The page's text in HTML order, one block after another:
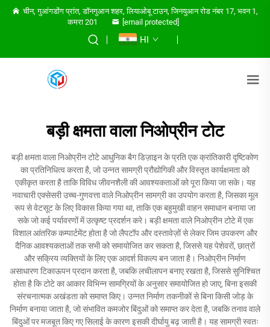
चीन, गुआंगडोंग प्रांत, डॉनगुआन शहर, लियाओबू टाउन, जिनयुआन रोड नंबर 17, भवन 1,
कमरा 201
[email protected]
HI
बड़ी क्षमता वाला निओप्रीन टोट
बड़ी क्षमता वाला निओप्रीन टोटे आधुनिक बैग डिज़ाइन के प्रति एक क्रांतिकारी दृष्टिकोण
का प्रतिनिधित्व करता है, जो उन्नत सामग्री प्रौद्योगिकी और विस्तृत कार्यक्षमता को
एकीकृत करता है ताकि विविध जीवनशैली की आवश्यकताओं को पूरा किया जा सके। यह
नवाचारी एक्सेसरी उच्च-गुणवत्ता वाले निओप्रीन सामग्री का उपयोग करता है, जिसका मूल
रूप से वेटसूट के लिए विकास किया गया था, ताकि एक बहुमुखी वाहन समाधान बनाया जा
सके जो कई पर्यावरणों में उत्कृष्ट प्रदर्शन करे। बड़ी क्षमता वाले निओप्रीन टोटे में एक
विशाल आंतरिक कम्पार्टमेंट होता है जो लैपटॉप और दस्तावेज़ों से लेकर जिम उपकरण और
दैनिक आवश्यकताओं तक सभी को समायोजित कर सकता है, जिससे यह पेशेवरों, छात्रों
और सक्रिय व्यक्तियों के लिए एक आदर्श विकल्प बन जाता है। निओप्रीन निर्माण
असाधारण टिकाऊपन प्रदान करता है, जबकि लचीलापन बनाए रखता है, जिससे सुनिश्चित
होता है कि टोटे का आकार विभिन्न सामग्रियों के अनुसार समायोजित हो जाए, बिना इसकी
संरचनात्मक अखंडता को समाप्त किए। उन्नत निर्माण तकनीकों से बिना किसी जोड़ के
निर्माण बनाया जाता है, जो संभावित कमजोर बिंदुओं को समाप्त कर देता है, जबकि तनाव वाले
बिंदुओं पर मजबूत किए गए सिलाई के कारण इसकी दीर्घायु बढ़ जाती है। यह सामग्री स्वतः